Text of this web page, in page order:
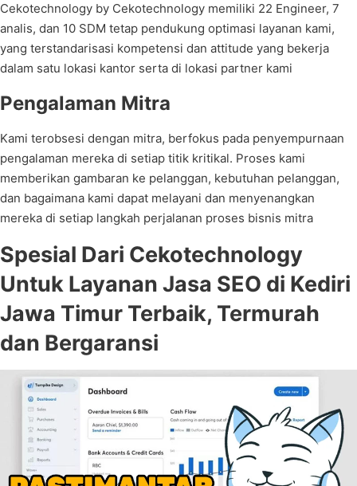
Cekotechnology by Cekotechnology memiliki 22 Engineer, 7
analis, dan 10 SDM tetap pendukung optimasi layanan kami,
yang terstandarisasi kompetensi dan attitude yang bekerja
dalam satu lokasi kantor serta di lokasi partner kami
Pengalaman Mitra
Kami terobsesi dengan mitra, berfokus pada penyempurnaan
pengalaman mereka di setiap titik kritikal. Proses kami
memberikan gambaran ke pelanggan, kebutuhan pelanggan,
dan bagaimana kami dapat melayani dan menyenangkan
mereka di setiap langkah perjalanan proses bisnis mitra
Spesial Dari Cekotechnology
Untuk Layanan Jasa SEO di Kediri
Jawa Timur Terbaik, Termurah
dan Bergaransi